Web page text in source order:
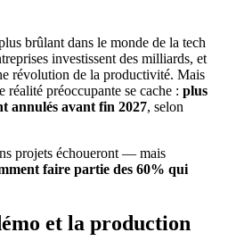
brûlant dans le monde de la tech
investissent des milliards, et
révolution de la productivité. Mais
réalité préoccupante se cache : plus
annulés avant fin 2027, selon
projets échoueront — mais
faire partie des 60% qui
et la production